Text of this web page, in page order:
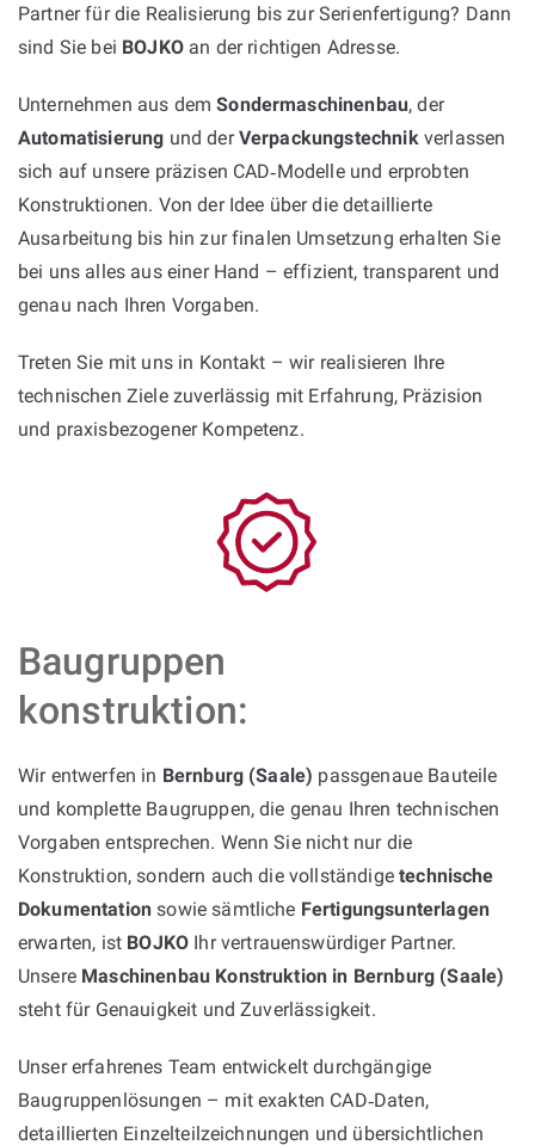
Partner für die Realisierung bis zur Serienfertigung? Dann
sind Sie bei BOJKOan der richtigen Adresse.
Unternehmen aus demSondermaschinenbau, der
Automatisierung und derVerpackungstechnikverlassen
sich auf unsere präzisen CAD‑Modelle und erprobten
Konstruktionen. Von der Idee über die detaillierte
Ausarbeitung bis hin zur finalen Umsetzung erhalten Sie
bei uns alles aus einer Hand – effizient, transparent und
genau nach Ihren Vorgaben.
Treten Sie mit uns in Kontakt – wir realisieren Ihre
technischen Ziele zuverlässig mit Erfahrung, Präzision
und praxisbezogener Kompetenz.
Baugruppen
konstruktion:
Wir entwerfen in Bernburg (Saale) passgenaue Bauteile
und komplette Baugruppen, die genau Ihren technischen
Vorgaben entsprechen. Wenn Sie nicht nur die
Konstruktion, sondern auch die vollständigetechnische
Dokumentation sowie sämtliche Fertigungsunterlagen
erwarten, ist BOJKO Ihr vertrauenswürdiger Partner.
Unsere Maschinenbau Konstruktion in Bernburg (Saale)
steht für Genauigkeit und Zuverlässigkeit.
Unser erfahrenes Team entwickelt durchgängige
Baugruppenlösungen – mit exakten CAD‑Daten,
detaillierten Einzelteilzeichnungen und übersichtlichen